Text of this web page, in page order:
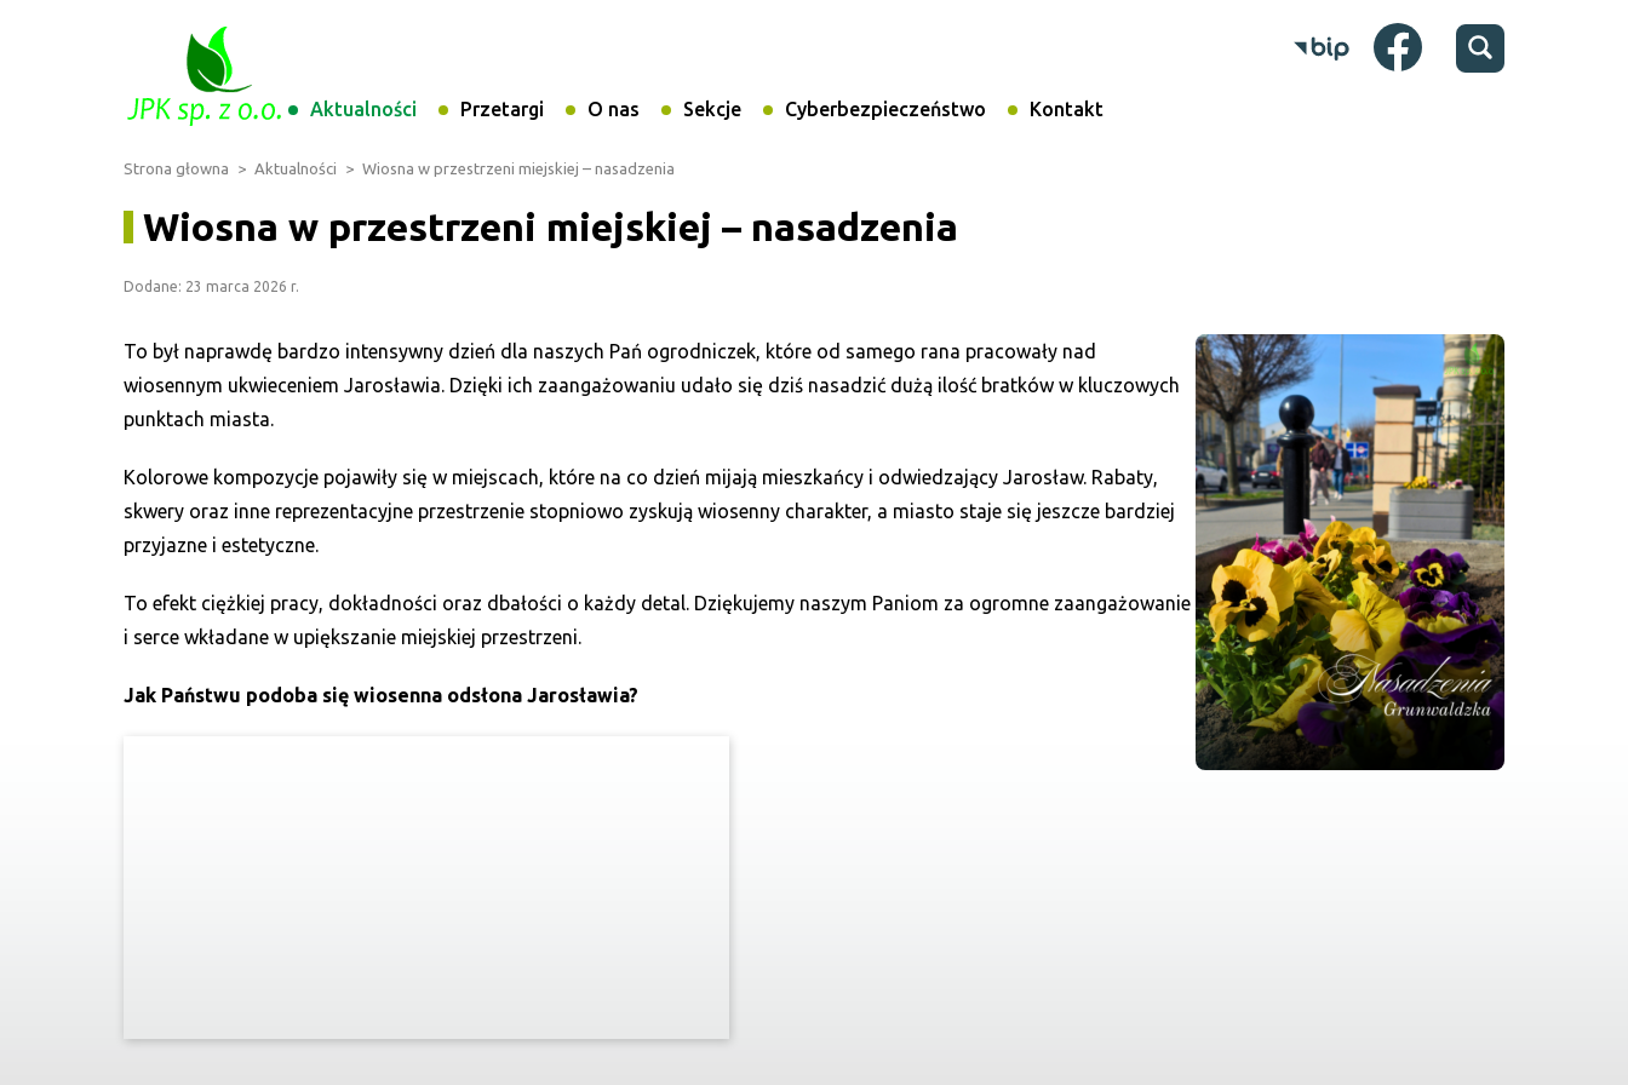
Aktualności Przetargi O nas Sekcje Cyberbezpieczeństwo Kontakt
Strona głowna > Aktualności > Wiosna w przestrzeni miejskiej – nasadzenia
Wiosna w przestrzeni miejskiej – nasadzenia
Dodane: 23 marca 2026 r.
To był naprawdę bardzo intensywny dzień dla naszych Pań ogrodniczek, które od samego rana pracowały nad
wiosennym ukwieceniem Jarosławia. Dzięki ich zaangażowaniu udało się dziś nasadzić dużą ilość bratków w kluczowych
punktach miasta.
Kolorowe kompozycje pojawiły się w miejscach, które na co dzień mijają mieszkańcy i odwiedzający Jarosław. Rabaty,
skwery oraz inne reprezentacyjne przestrzenie stopniowo zyskują wiosenny charakter, a miasto staje się jeszcze bardziej
przyjazne i estetyczne.
To efekt ciężkiej pracy, dokładności oraz dbałości o każdy detal. Dziękujemy naszym Paniom za ogromne zaangażowanie
i serce wkładane w upiększanie miejskiej przestrzeni.
Jak Państwu podoba się wiosenna odsłona Jarosławia?